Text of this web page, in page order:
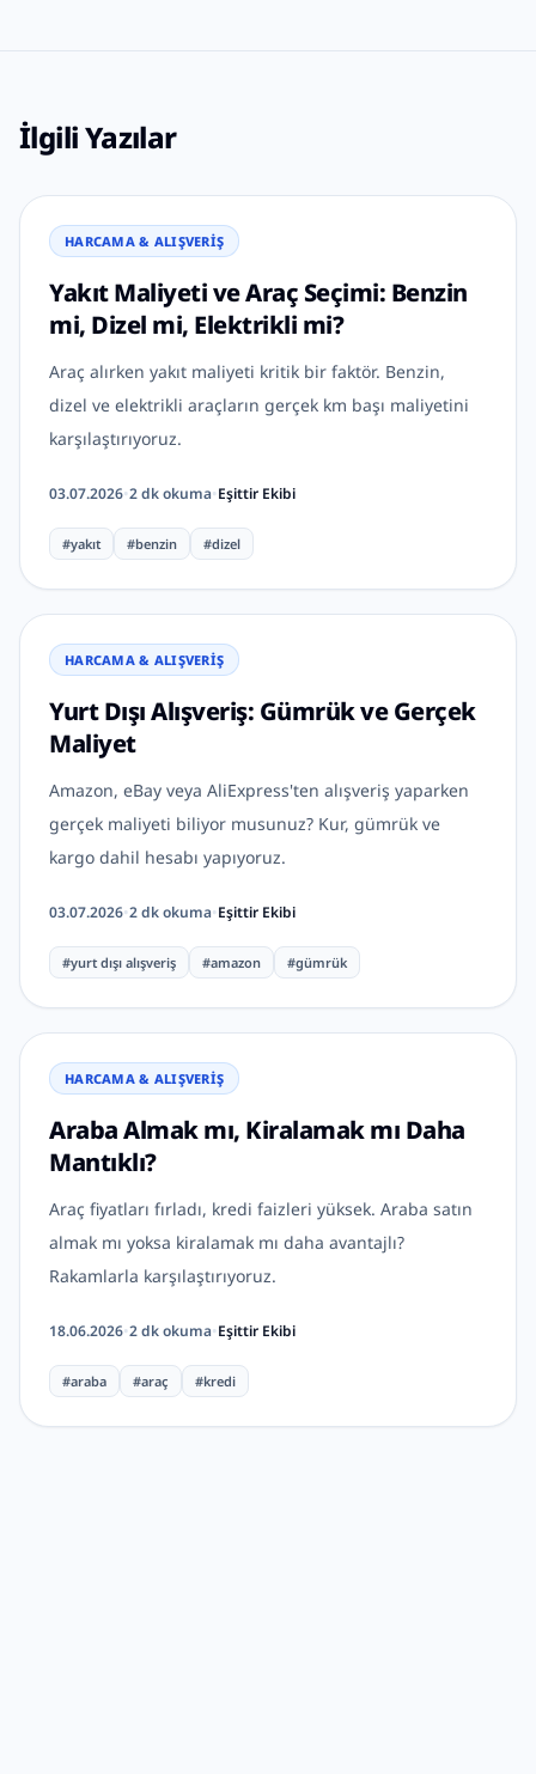
İlgili Yazılar
HARCAMA & ALIŞVERIŞ
Yakıt Maliyeti ve Araç Seçimi: Benzin
mi, Dizel mi, Elektrikli mi?
Araç alırken yakıt maliyeti kritik bir faktör. Benzin,
dizel ve elektrikli araçların gerçek km başı maliyetini
karşılaştırıyoruz.
03.07.2026•2dk okuma•Eşittir Ekibi
#yakıt #benzin #dizel
HARCAMA & ALIŞVERIŞ
Yurt Dışı Alışveriş: Gümrük ve Gerçek
Maliyet
Amazon, eBay veya AliExpress'ten alışveriş yaparken
gerçek maliyeti biliyor musunuz? Kur, gümrük ve
kargo dahil hesabı yapıyoruz.
03.07.2026•2dk okuma•Eşittir Ekibi
#yurt dışı alışveriş #amazon #gümrük
HARCAMA & ALIŞVERIŞ
Araba Almak mı, Kiralamak mı Daha
Mantıklı?
Araç fiyatları fırladı, kredi faizleri yüksek. Araba satın
almak mı yoksa kiralamak mı daha avantajlı?
Rakamlarla karşılaştırıyoruz.
18.06.2026•2dk okuma•Eşittir Ekibi
#araba #araç #kredi